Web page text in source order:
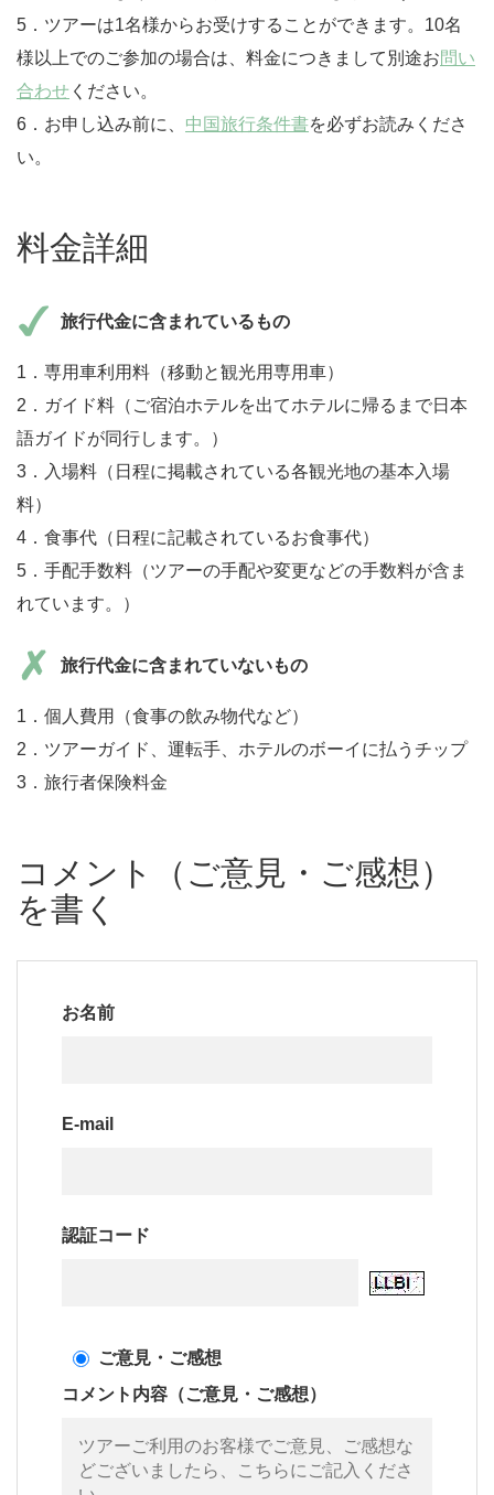
5．ツアーは1名様からお受けすることができます。10名
様以上でのご参加の場合は、料金につきまして別途お問い
合わせ ください。
6．お申し込み前に、 中国旅行条件書を必ずお読みくださ
い。
料金詳細
旅行代金に含まれているもの
1．専用車利用料（移動と観光用専用車）
2．ガイド料（ご宿泊ホテルを出てホテルに帰るまで日本
語ガイドが同行します。）
3．入場料（日程に掲載されている各観光地の基本入場
料）
4．食事代（日程に記載されているお食事代）
5．手配手数料（ツアーの手配や変更などの手数料が含ま
れています。）
旅行代金に含まれていないもの
1．個人費用（食事の飲み物代など）
2．ツアーガイド、運転手、ホテルのボーイに払うチップ
3．旅行者保険料金
コメント（ご意見・ご感想）
を書く
お名前
E-mail
認証コード
ご意見・ご感想
コメント内容（ご意見・ご感想）